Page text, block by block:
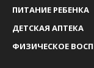
ПИТАНИЕ РЕБЕНКА
ДЕТСКАЯ АПТЕКА
ФИЗИЧЕСКОЕ